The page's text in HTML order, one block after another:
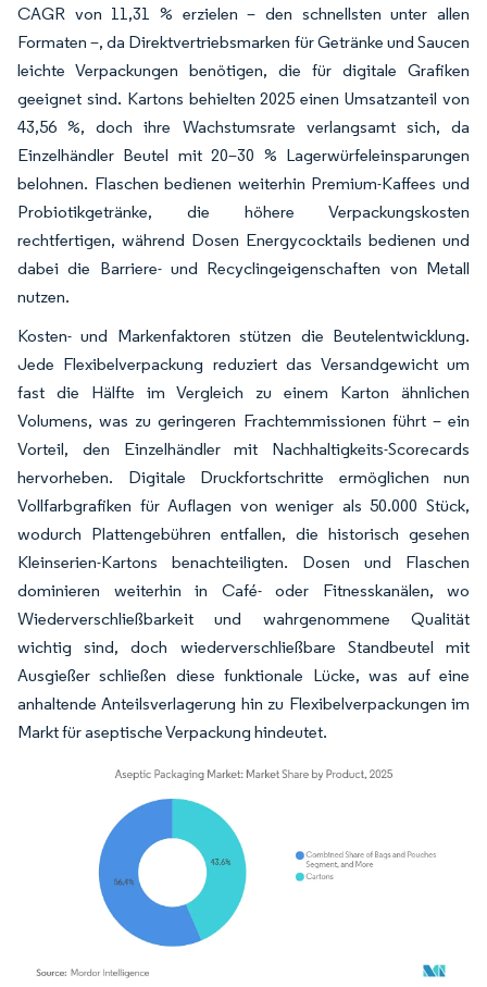
CAGR von 11,31 % erzielen – den schnellsten unter allen
Formaten –, da Direktvertriebsmarken für Getränke und Saucen
leichte Verpackungen benötigen, die für digitale Grafiken
geeignet sind. Kartons behielten 2025 einen Umsatzanteil von
43,56 %, doch ihre Wachstumsrate verlangsamt sich, da
Einzelhändler Beutel mit 20–30 % Lagerwürfeleinsparungen
belohnen. Flaschen bedienen weiterhin Premium-Kaffees und
Probiotikgetränke, die höhere Verpackungskosten
rechtfertigen, während Dosen Energycocktails bedienen und
dabei die Barriere- und Recyclingeigenschaften von Metall
nutzen.
Kosten- und Markenfaktoren stützen die Beutelentwicklung.
Jede Flexibelverpackung reduziert das Versandgewicht um
fast die Hälfte im Vergleich zu einem Karton ähnlichen
Volumens, was zu geringeren Frachtemmissionen führt – ein
Vorteil, den Einzelhändler mit Nachhaltigkeits-Scorecards
hervorheben. Digitale Druckfortschritte ermöglichen nun
Vollfarbgrafiken für Auflagen von weniger als 50.000 Stück,
wodurch Plattengebühren entfallen, die historisch gesehen
Kleinserien-Kartons benachteiligten. Dosen und Flaschen
dominieren weiterhin in Café- oder Fitnesskanälen, wo
Wiederverschließbarkeit und wahrgenommene Qualität
wichtig sind, doch wiederverschließbare Standbeutel mit
Ausgießer schließen diese funktionale Lücke, was auf eine
anhaltende Anteilsverlagerung hin zu Flexibelverpackungen im
Markt für aseptische Verpackung hindeutet.